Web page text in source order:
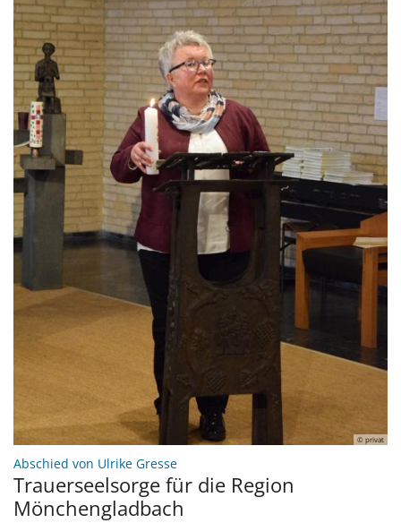
© privat
Abschied von Ulrike Gresse:
Trauerseelsorge für die Region
Mönchengladbach